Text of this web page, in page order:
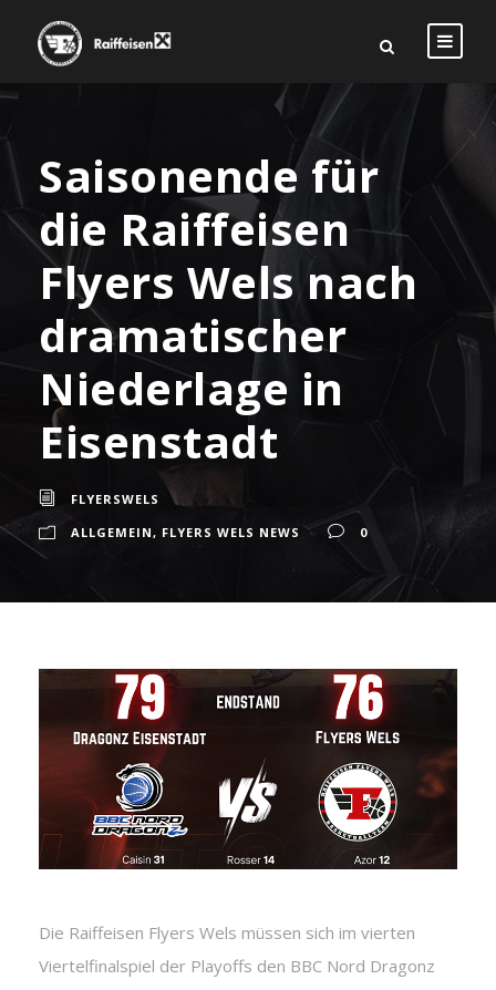
Saisonende für
die Raiffeisen
Flyers Wels nach
dramatischer
Niederlage in
Eisenstadt
FLYERSWELS
ALLGEMEIN, FLYERS WELS NEWS 0
Die Raiffeisen Flyers Wels müssen sich im vierten
Viertelfinalspiel der Playoffs den BBC Nord Dragonz